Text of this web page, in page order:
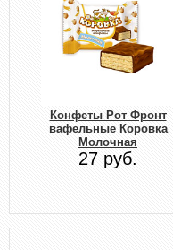
Конфеты Рот Фронт
вафельные Коровка
Молочная
27 руб.